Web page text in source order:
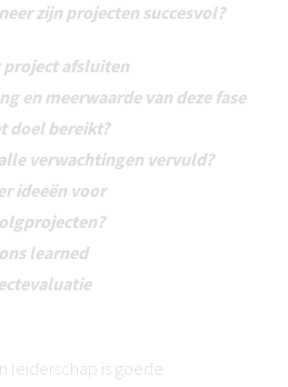
zijn projecten succesvol?
project afsluiten
en meerwaarde van deze fase
doel bereikt?
verwachtingen vervuld?
ideeën voor
learned
leiderschap is goede